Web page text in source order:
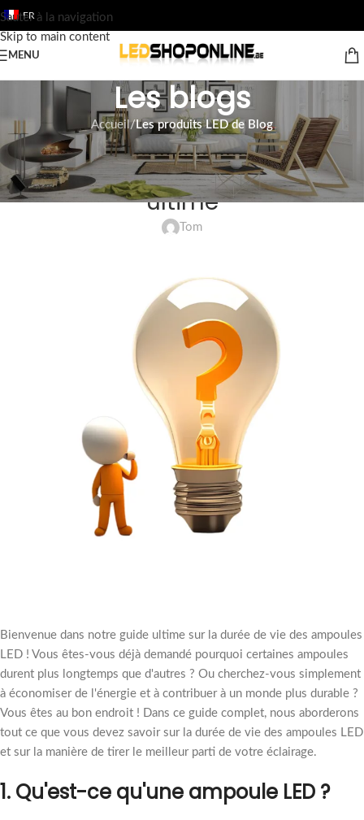
Sauter à la navigation
Skip to main content
FR
MENU
Les blogs
Accueil/Les produits LED de Blog
LES PRODUITS LED DE BLOG
Lampes à Led Lifetime : le guide
ultime
Tom
Bienvenue dans notre guide ultime sur la durée de vie des ampoules
LED ! Vous êtes-vous déjà demandé pourquoi certaines ampoules
durent plus longtemps que d'autres ? Ou cherchez-vous simplement
à économiser de l'énergie et à contribuer à un monde plus durable ?
Vous êtes au bon endroit ! Dans ce guide complet, nous aborderons
tout ce que vous devez savoir sur la durée de vie des ampoules LED
et sur la manière de tirer le meilleur parti de votre éclairage.
1. Qu'est-ce qu'une ampoule LED ?